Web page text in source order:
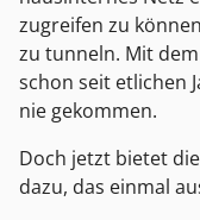
zugreifen zu
zu tunneln. Mit
schon seit etlichen
nie gekommen.
Doch jetzt bietet die
dazu, das einmal